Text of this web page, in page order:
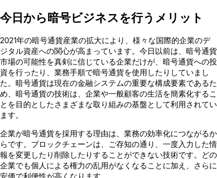
今日から暗号ビジネスを行うメリット
2021年の暗号通貨産業の拡大により、様々な国際的企業のデ
ジタル資産への関心が高まっています。今日以前は、暗号通貨
市場の可能性を真剣に信じている企業だけが、暗号通貨への投
資を行ったり、業務手順で暗号通貨を使用したりしていまし
た。暗号通貨は現在の金融システムの重要な構成要素であるた
め、暗号通貨の技術は、企業や一般顧客の生活を簡素化するこ
とを目的としたさまざまな取り組みの基盤として利用されてい
ます。
企業が暗号通貨を採用する理由は、業務の効率化につながるか
らです。ブロックチェーンは、ご存知の通り、一度入力した情
報を変更したり削除したりすることができない技術です。どの
企業でも個人による権力の乱用がなくなることに加え、さらに
安価で利便性が高くなります。